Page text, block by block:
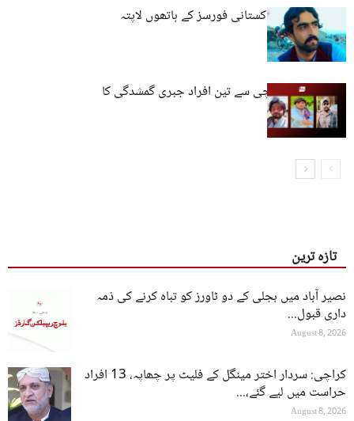
کوئٹہ: نوجوان پاکستانی فورسز کے ہاتھوں لاپتہ
مستونگ اور کراچی سے تین افراد جبری گمشدگی کا
شکار
تازہ ترین
نصیر آباد میں بجلی کے دو ٹاورز کو تباہ کرنے کی ذمہ
داری قبول...
August 8, 2026
کراچی: سردار اختر مینگل کے فلیٹ پر چھاپہ، 13 افراد
حراست میں لیے گئے،...
August 8, 2026